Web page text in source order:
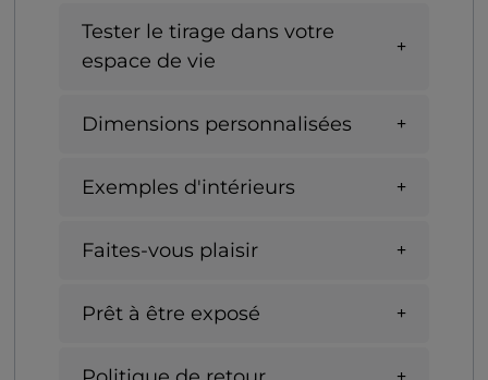
Tester le tirage dans votre
espace de vie
Dimensions personnalisées
Exemples d'intérieurs
Faites-vous plaisir
Prêt à être exposé